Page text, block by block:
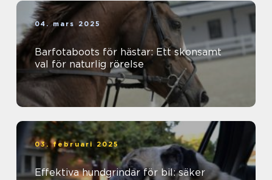
04. mars 2025
Barfotaboots för hästar: Ett skonsamt
val för naturlig rörelse
03. februari 2025
Effektiva hundgrindar för bil: säker